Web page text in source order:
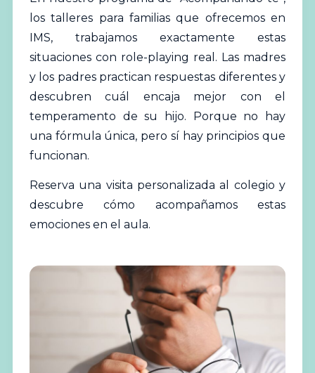
los talleres para familias que ofrecemos en
IMS, trabajamos exactamente estas
situaciones con role-playing real. Las madres
y los padres practican respuestas diferentes y
descubren cuál encaja mejor con el
temperamento de su hijo. Porque no hay
una fórmula única, pero sí hay principios que
funcionan.
Reserva una visita personalizada al colegio y
descubre cómo acompañamos estas
emociones en el aula.